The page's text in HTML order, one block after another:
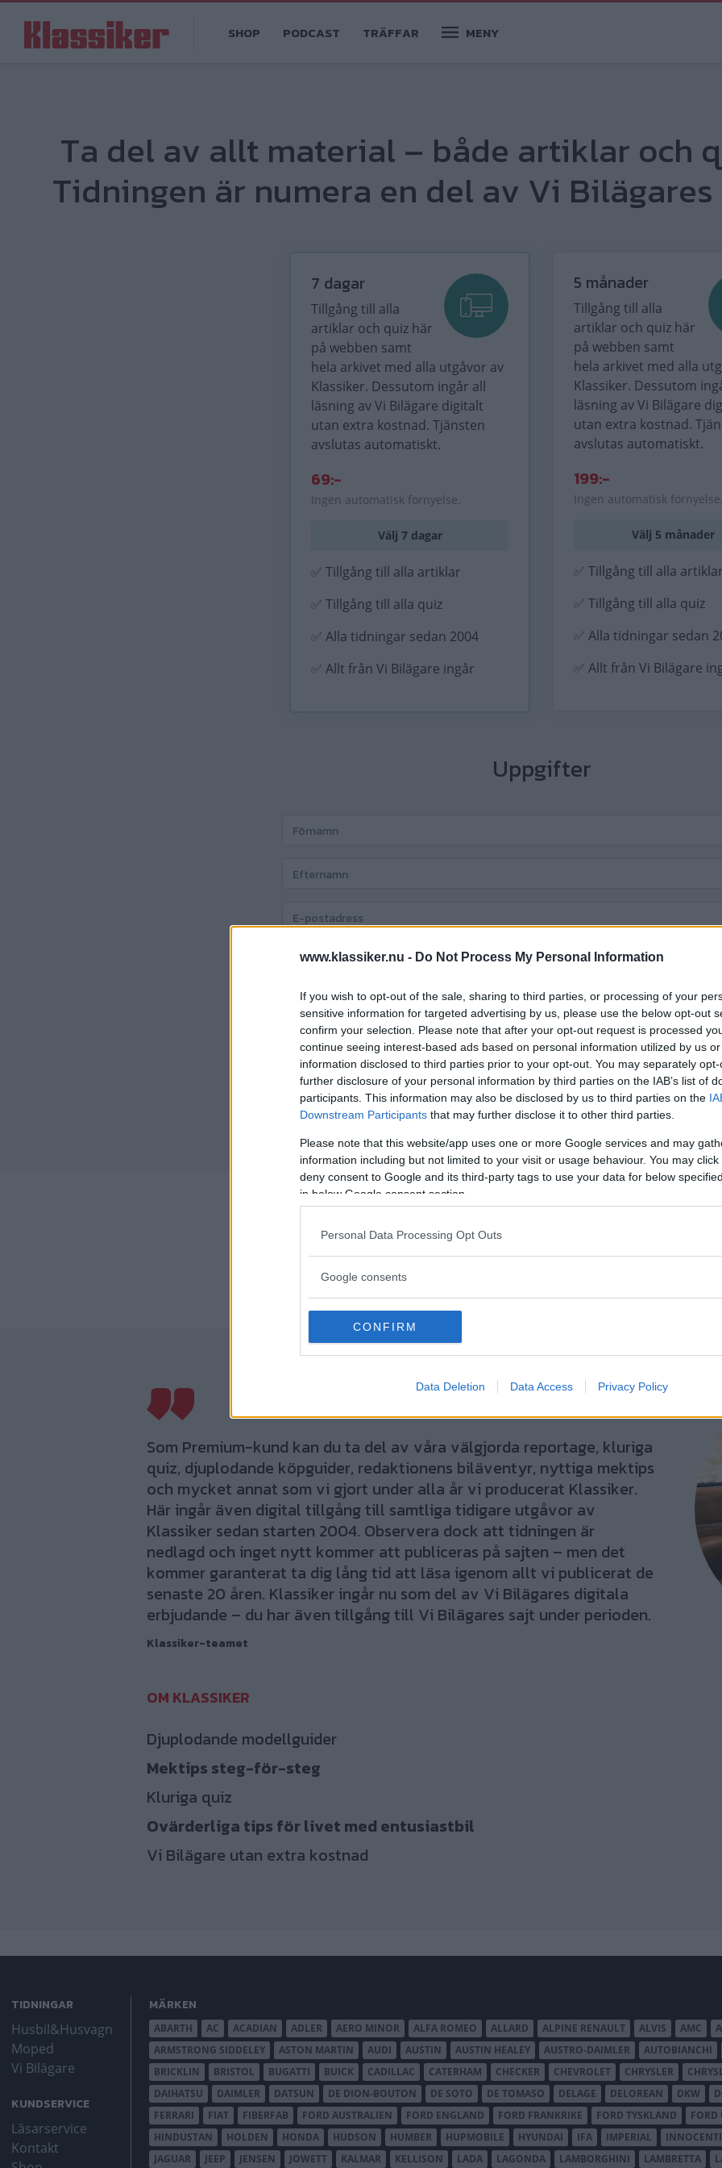
www.klassiker.nu - Do Not Process My Personal Information
If you wish to opt-out of the sale, sharing to third parties, or processing of your
sensitive information for targeted advertising by us, please use the below opt-out
confirm your selection. Please note that after your opt-out request is processed
continue seeing interest-based ads based on personal information utilized by us
information disclosed to third parties prior to your opt-out. You may separately
further disclosure of your personal information by third parties on the IAB’s list of
participants. This information may also be disclosed by us to third parties on the
Downstream Participants that may further disclose it to other third parties.
Please note that this website/app uses one or more Google services and may
information including but not limited to your visit or usage behaviour. You may
deny consent to Google and its third-party tags to use your data for below
in below Google consent section.
Personal Data Processing Opt Outs
Google consents
CONFIRM
Data Deletion Data Access Privacy Policy
huvudinnehåll
navigation
SHOP PODCAST TRÄFFAR MENY
Ta del av allt material – både artiklar och
Tidningen är numera en del av Vi
7 dagar
Tillgång till alla
artiklar och quiz här
på webben samt
hela arkivet med alla utgåvor av
Klassiker. Dessutom ingår all
läsning av Vi Bilägare digitalt
utan extra kostnad. Tjänsten
avslutas automatiskt.
69:-
Ingen automatisk förnyelse.
Välj 7 dagar
✅ Tillgång till alla artiklar
✅ Tillgång till alla quiz
✅ Alla tidningar sedan 2004
✅ Allt från Vi Bilägare ingår
5 månader
Tillgång till alla
artiklar och quiz här
på webben samt
hela arkivet med alla
Klassiker. Dessutom
läsning av Vi Bilägare
utan extra kostnad.
avslutas automatiskt.
199:-
Ingen automatisk förnyelse.
Välj 5 månader
✅ Tillgång till alla artiklar
✅ Tillgång till alla quiz
✅ Alla tidningar sedan
✅ Allt från Vi Bilägare
Uppgifter
Att betala: 69:-
Fortsätt
Genom att klicka på "Fortsätt" godkänner jag OK-Förlagetsprenumerationsvillkor
och bekräftar att jag tagit del avOK-Förlagets integritetspolicy .
Är du redan prenumerant på vår papperstidning?
Som Premium-kund kan du ta del av våra välgjorda reportage, kluriga
quiz, djuplodande köpguider, redaktionens biläventyr, nyttiga mektips
och mycket annat som vi gjort under alla år vi producerat Klassiker.
Här ingår även digital tillgång till samtliga tidigare utgåvor av
Klassiker sedan starten 2004. Observera dock att tidningen är
nedlagd och inget nytt kommer att publiceras på sajten – men det
kommer garanterat ta dig lång tid att läsa igenom allt vi publicerat de
senaste 20 åren. Klassiker ingår nu som del av Vi Bilägares digitala
erbjudande – du har även tillgång till Vi Bilägares sajt under perioden.
Klassiker-teamet
Djuplodande modellguider
Mektips steg-för-steg
Kluriga quiz
Ovärderliga tips för livet med entusiastbil
Vi Bilägare utan extra kostnad
TIDNINGAR
Husbil&Husvagn
Moped
Vi Bilägare
KUNDSERVICE
Läsarservice
Kontakt
MÄRKEN
ABARTH AC ACADIAN ADLER AERO MINOR ALFA ROMEO ALLARD ALPINE RENAULT ALVIS AMC
ARMSTRONG SIDDELEY
ASTON MARTIN AUDI AUSTIN AUSTIN HEALEY AUSTRO-DAIMLER AUTOBIANCHI
BRICKLIN
BRISTOL BUGATTI BUICK CADILLAC CATERHAM CHECKER CHEVROLET CHRYSLER
DAIHATSU
DAIMLER DATSUN DE DION-BOUTON DE SOTO DE TOMASO DELAGE DELOREAN DKW
FERRARI
FIAT FIBERFAB FORD AUSTRALIEN FORD ENGLAND FORD FRANKRIKE FORD TYSKLAND FORD
HINDUSTAN
HOLDEN HONDA HUDSON HUMBER HUPMOBILE HYUNDAI IFA IMPERIAL INNOCENTI
JAGUAR
JEEP JENSEN JOWETT KALMAR KELLISON LADA LAGONDA LAMBORGHINI LAMBRETTA